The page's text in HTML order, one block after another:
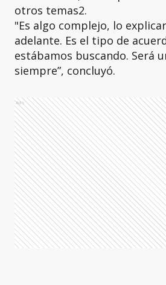
otros temas2.
"Es algo complejo, lo
adelante. Es el tipo de
estábamos buscando. Será
siempre”, concluyó.
Ads